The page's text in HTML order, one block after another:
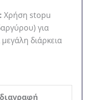
Χρήση stopu
για
διάρκεια